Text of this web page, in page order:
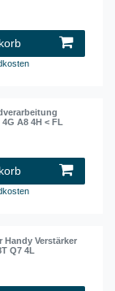
A8 4H < FL
Handy Verstärker
Q7 4L